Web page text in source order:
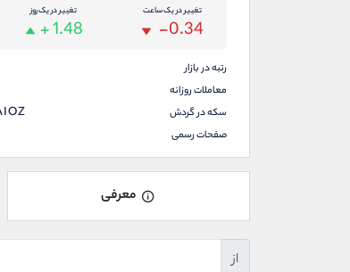
تغییر در یک ساعت
-0.34
تغییر در یک روز
+ 1.48
رتبه در بازار
معاملات روزانه
سکه در گردش
صفحات رسمی
معرفی
از